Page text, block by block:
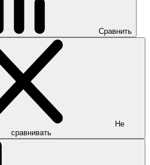
Сравнить
Не
сравнивать